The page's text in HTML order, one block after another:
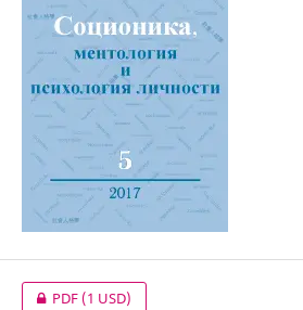
PDF(1 USD)